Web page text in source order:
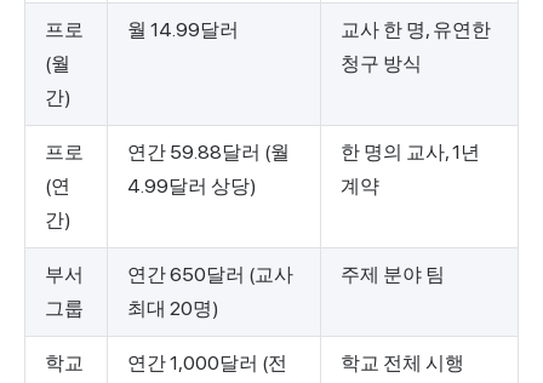
프로
(월
간)
월 14.99달러
교사 한 명, 유연한
청구 방식
프로
(연
간)
연간 59.88달러 (월
4.99달러 상당)
한 명의 교사, 1년
계약
부서
그룹
연간 650달러 (교사
최대 20명)
주제 분야 팀
학교
연간 1,000달러 (전
학교 전체 시행